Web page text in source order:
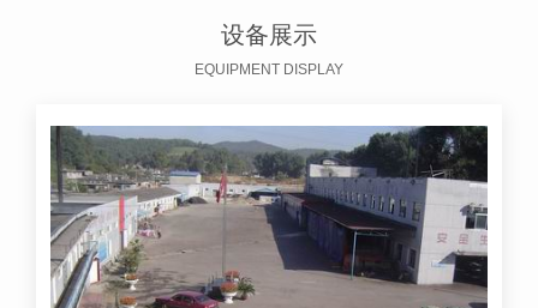
设备展示
EQUIPMENT DISPLAY